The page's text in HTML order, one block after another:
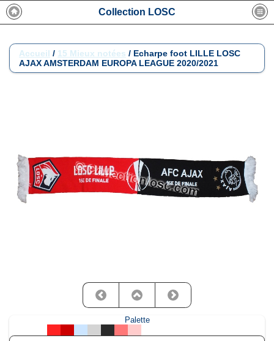
Collection LOSC
Accueil / 15 Mieux notées / Echarpe foot LILLE LOSC
AJAX AMSTERDAM EUROPA LEAGUE 2020/2021
Palette